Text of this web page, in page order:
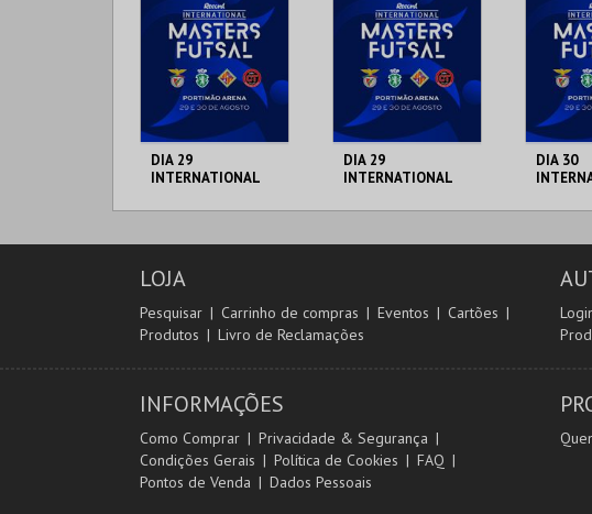
DIA 29
INTERNATIONAL
2026 - SPORTING
FUTSAL
COMPRAR
DIA 29
INTERNATIONAL
2026 - SL BENFICA
DIA 30
2026 -
LOJA
Pesquisar Carrinho de compras Eventos
Cartões
Produtos
Livro de Reclamações
INFORMAÇÕES
Como Comprar
Privacidade & Segurança
Condições Gerais
Política de Cookies
FAQ
Pontos de Venda
Dados Pessoais